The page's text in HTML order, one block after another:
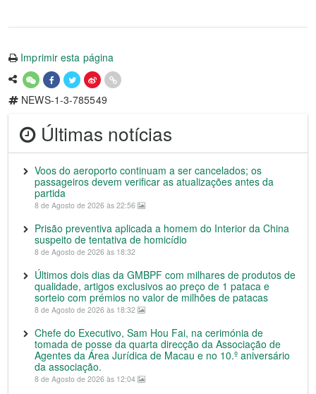
Imprimir esta página
NEWS-1-3-785549
Últimas notícias
Voos do aeroporto continuam a ser cancelados; os
passageiros devem verificar as atualizações antes da
partida
8 de Agosto de 2026 às 22:56
Prisão preventiva aplicada a homem do Interior da China
suspeito de tentativa de homicídio
8 de Agosto de 2026 às 18:32
Últimos dois dias da GMBPF com milhares de produtos de
qualidade, artigos exclusivos ao preço de 1 pataca e
sorteio com prémios no valor de milhões de patacas
8 de Agosto de 2026 às 18:32
Chefe do Executivo, Sam Hou Fai, na cerimónia de
tomada de posse da quarta direcção da Associação de
Agentes da Área Jurídica de Macau e no 10.º aniversário
da associação.
8 de Agosto de 2026 às 12:04